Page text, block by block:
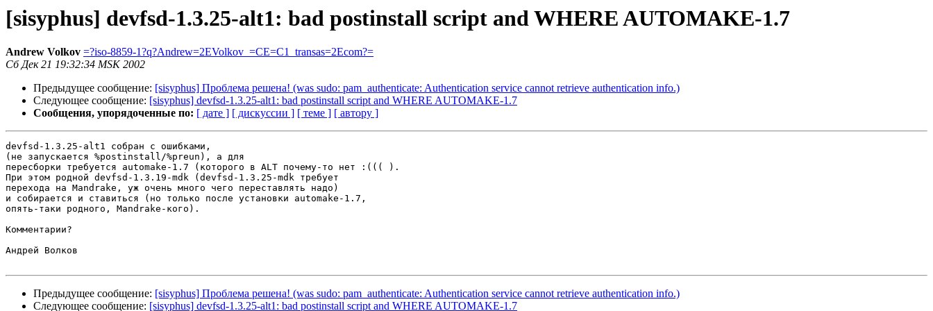
[sisyphus] devfsd-1.3.25-alt1: bad postinstall script and WHERE AUTOMAKE-1.7
Andrew Volkov =?iso-8859-1?q?Andrew=2EVolkov_=CE=C1_transas=2Ecom?=
Сб Дек 21 19:32:34 MSK 2002
Предыдущее сообщение: [sisyphus] Проблема решена! (was sudo: pam_authenticate: Authentication service cannot retrieve authentication info.)
Следующее сообщение: [sisyphus] devfsd-1.3.25-alt1: bad postinstall script and WHERE AUTOMAKE-1.7
Сообщения, упорядоченные по: [ дате ] [ дискуссии ] [ теме ] [ автору ]
devfsd-1.3.25-alt1 собран с ошибками,
(не запускается %postinstall/%preun), а для
пересборки требуется automake-1.7 (которого в ALT почему-то нет :((( ).
При этом родной devfsd-1.3.19-mdk (devfsd-1.3.25-mdk требует
перехода на Mandrake, уж очень много чего переставлять надо)
и собирается и ставиться (но только после установки automake-1.7,
опять-таки родного, Mandrake-кого).
Комментарии?
Андрей Волков
Предыдущее сообщение: [sisyphus] Проблема решена! (was sudo: pam_authenticate: Authentication service cannot retrieve authentication info.)
Следующее сообщение: [sisyphus] devfsd-1.3.25-alt1: bad postinstall script and WHERE AUTOMAKE-1.7